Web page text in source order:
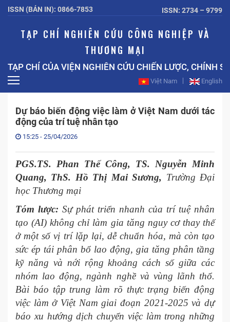
ISSN (BẢN IN): 0866-7853 ISSN: 2734 – 9799
TẠP CHÍ NGHIÊN CỨU CÔNG NGHIỆP VÀ
THƯƠNG MẠI
CHÍ CỦA VIỆN NGHIÊN CỨU CHIẾN LƯỢC, CHÍNH
Việt Nam English
Dự báo biến động việc làm ở Việt Nam dưới tác
động của trí tuệ nhân tạo
15:25 - 25/04/2026
PGS.TS. Phan Thế Công, TS. Nguyễn Minh
Quang, ThS. Hồ Thị Mai Sương, Trường Đại
học Thương mại
Tóm lược: Sự phát triển nhanh của trí tuệ nhân
tạo (AI) không chỉ làm gia tăng nguy cơ thay thế
ở một số vị trí lặp lại, dễ chuẩn hóa, mà còn tạo
sức ép tái phân bổ lao động, gia tăng phân tầng
kỹ năng và nới rộng khoảng cách số giữa các
nhóm lao động, ngành nghề và vùng lãnh thổ.
Bài báo tập trung làm rõ thực trạng biến động
việc làm ở Việt Nam giai đoạn 2021-2025 và dự
báo xu hướng dịch chuyển việc làm trong những